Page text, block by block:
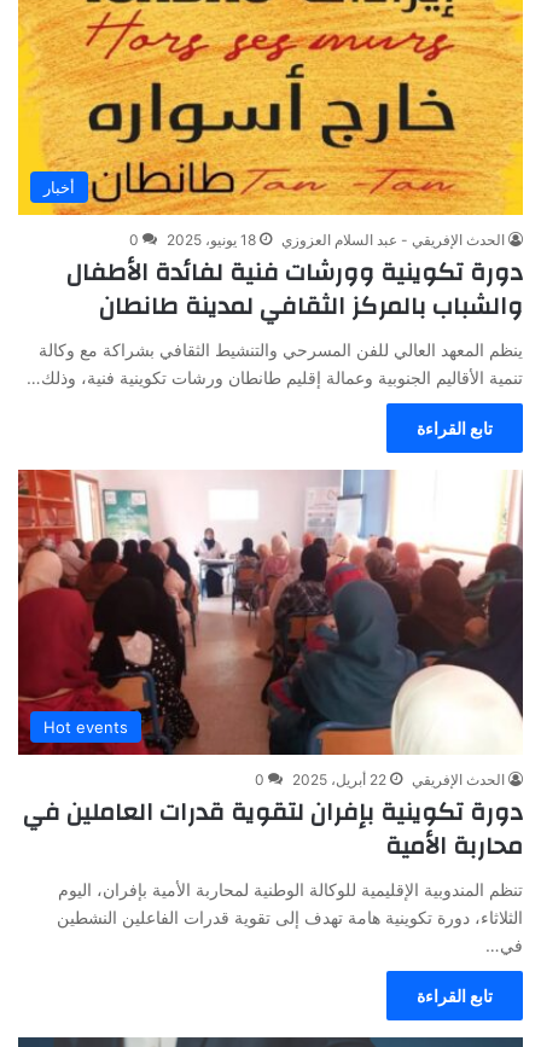
أخبار
الحدث الإفريقي - عبد السلام العزوزي 18 يونيو، 2025 0
‎دورة تكوينية وورشات فنية لفائدة الأطفال
والشباب بالمركز الثقافي لمدينة طانطان
ينظم المعهد العالي للفن المسرحي والتنشيط الثقافي بشراكة مع وكالة
تنمية الأقاليم الجنوبية وعمالة إقليم طانطان ورشات تكوينية فنية، وذلك…
تابع القراءة
Hot events
الحدث الإفريقي 22 أبريل، 2025 0
دورة تكوينية بإفران لتقوية قدرات العاملين في
محاربة الأمية
تنظم المندوبية الإقليمية للوكالة الوطنية لمحاربة الأمية بإفران، اليوم
الثلاثاء، دورة تكوينية هامة تهدف إلى تقوية قدرات الفاعلين النشطين
في…
تابع القراءة